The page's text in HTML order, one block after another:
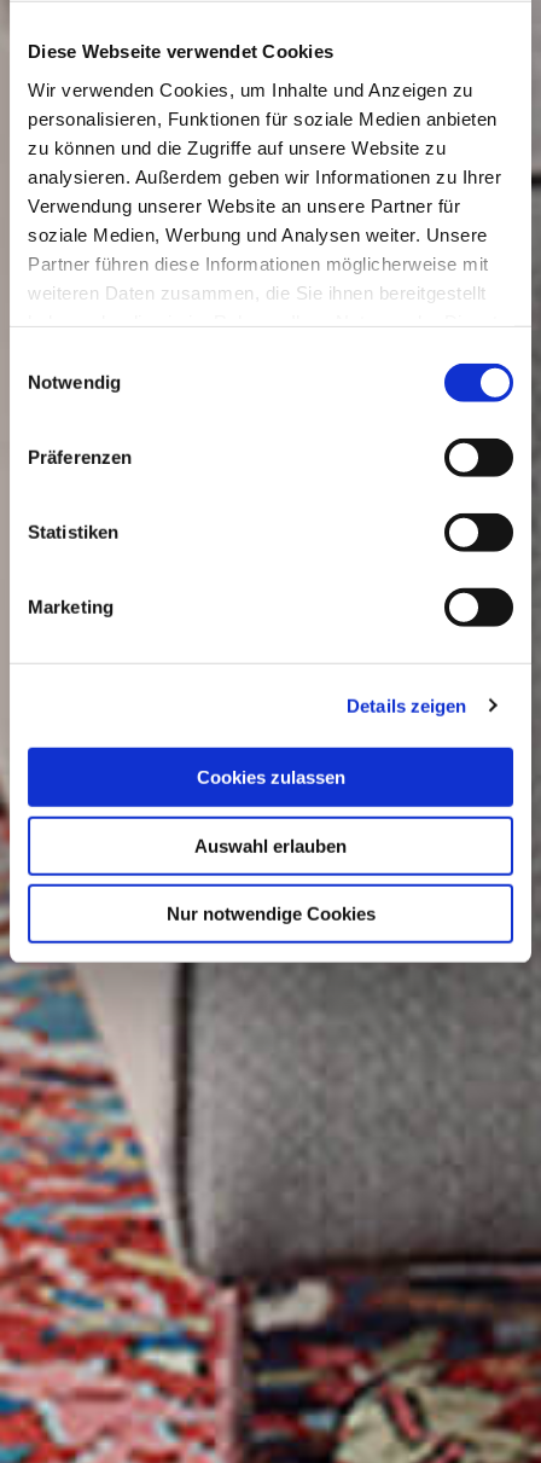
Diese Webseite verwendet Cookies
Wir verwenden Cookies, um Inhalte und Anzeigen zu
personalisieren, Funktionen für soziale Medien anbieten
zu können und die Zugriffe auf unsere Website zu
analysieren. Außerdem geben wir Informationen zu Ihrer
Verwendung unserer Website an unsere Partner für
soziale Medien, Werbung und Analysen weiter. Unsere
Partner führen diese Informationen möglicherweise mit
weiteren Daten zusammen, die Sie ihnen bereitgestellt
Notwendig
Präferenzen
Statistiken
Marketing
Details zeigen
Cookies zulassen
Auswahl erlauben
Nur notwendige Cookies